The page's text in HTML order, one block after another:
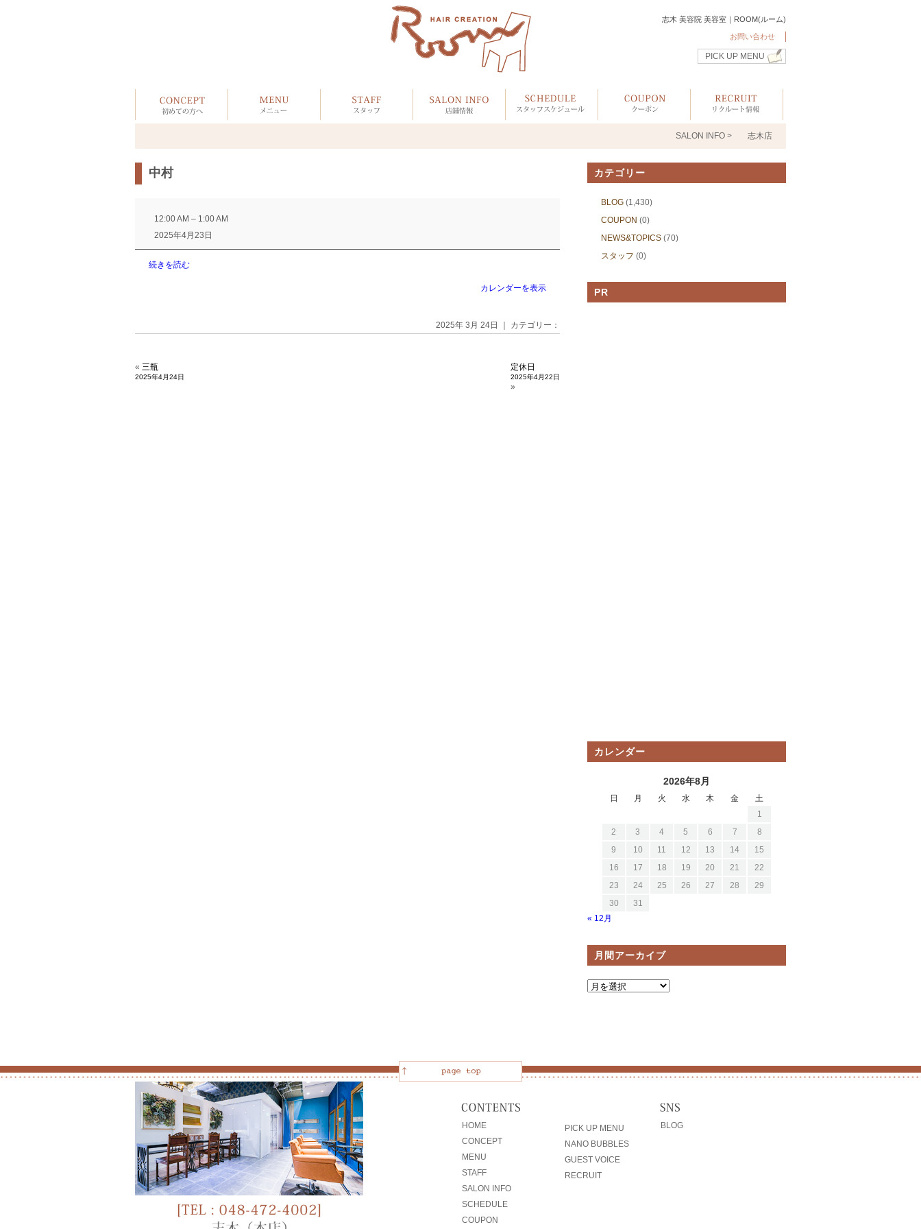
志木 美容院 美容室｜ROOM(ルーム)
お問い合わせ
PICK UP MENU
SALON INFO > 志木店
中村
12:00 AM – 1:00 AM
2025年4月23日
続きを読む
カレンダーを表示
2025年 3月 24日 ｜ カテゴリー：
« 三瓶
2025年4月24日
定休日
2025年4月22日
»
カテゴリー
BLOG (1,430)
COUPON (0)
NEWS&TOPICS (70)
スタッフ (0)
PR
カレンダー
2026年8月
日 月 火 水 木 金
土
1
2
3 4 5 6 7
8
9
10 11 12 13 14
15
16
17 18 19 20 21
22
23
24 25 26 27 28
29
30
31
« 12月
月間アーカイブ
HOME
CONCEPT
MENU
STAFF
SALON INFO
SCHEDULE
COUPON
PICK UP MENU
NANO BUBBLES
GUEST VOICE
RECRUIT
BLOG